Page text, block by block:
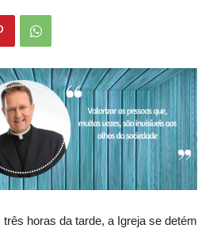
horas da tarde, a Igreja se detém